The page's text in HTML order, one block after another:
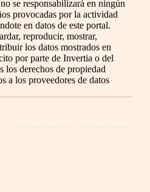
se responsabilizará en ningún
provocadas por la actividad
en datos de este portal.
reproducir, mostrar,
los datos mostrados en
por parte de Invertia o del
los derechos de propiedad
a los proveedores de datos